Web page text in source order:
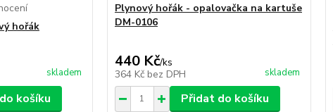
hořák
skladem
košíku
Plynový hořák - opalovačka na kartuše
DM-0106
440 Kč/ks
364 Kč bez DPH skladem
Přidat do košíku